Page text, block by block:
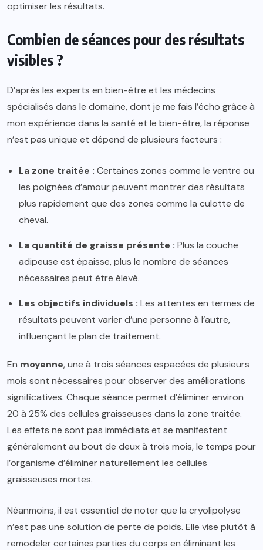
optimiser les résultats.
Combien de séances pour des résultats
visibles ?
D’après les experts en bien-être et les médecins
spécialisés dans le domaine, dont je me fais l’écho grâce à
mon expérience dans la santé et le bien-être, la réponse
n’est pas unique et dépend de plusieurs facteurs :
La zone traitée : Certaines zones comme le ventre ou
les poignées d’amour peuvent montrer des résultats
plus rapidement que des zones comme la culotte de
cheval.
La quantité de graisse présente : Plus la couche
adipeuse est épaisse, plus le nombre de séances
nécessaires peut être élevé.
Les objectifs individuels : Les attentes en termes de
résultats peuvent varier d’une personne à l’autre,
influençant le plan de traitement.
En moyenne, une à trois séances espacées de plusieurs
mois sont nécessaires pour observer des améliorations
significatives. Chaque séance permet d’éliminer environ
20 à 25% des cellules graisseuses dans la zone traitée.
Les effets ne sont pas immédiats et se manifestent
généralement au bout de deux à trois mois, le temps pour
l’organisme d’éliminer naturellement les cellules
graisseuses mortes.
Néanmoins, il est essentiel de noter que la cryolipolyse
n’est pas une solution de perte de poids. Elle vise plutôt à
remodeler certaines parties du corps en éliminant les